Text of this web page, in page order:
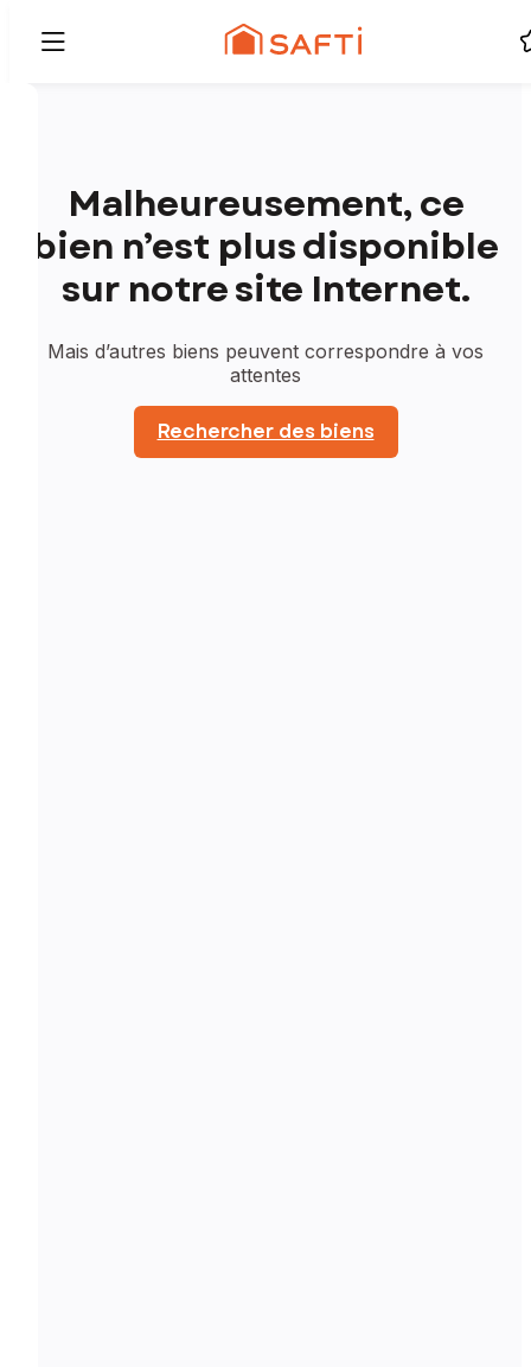
Malheureusement, ce
bien n’est plus disponible
sur notre site Internet.
Mais d’autres biens peuvent correspondre à vos
attentes
Rechercher des biens